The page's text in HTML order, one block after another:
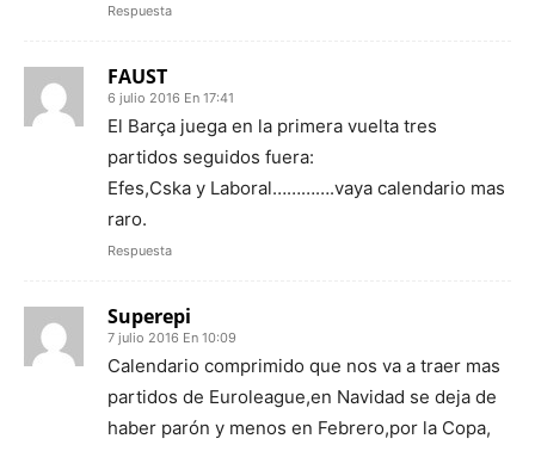
Respuesta
FAUST
6 julio 2016 En 17:41
El Barça juega en la primera vuelta tres
partidos seguidos fuera:
Efes,Cska y Laboral………….vaya calendario mas
raro.
Respuesta
Superepi
7 julio 2016 En 10:09
Calendario comprimido que nos va a traer mas
partidos de Euroleague,en Navidad se deja de
haber parón y menos en Febrero,por la Copa,